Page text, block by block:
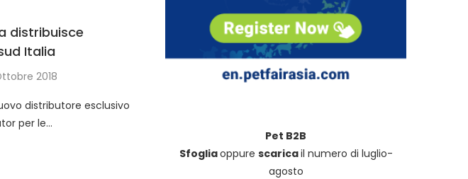
distribuisce
Italia
2018
distributore esclusivo
per le…
Pet B2B
Sfogliaoppure scaricail numero di luglio-
agosto